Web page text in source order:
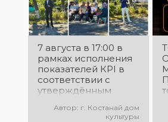
7 августа в 17:00 в
рамках исполнения
показателей КРІ в
соответствии с
утверждённым
выездной концерт
Автор: г. Костанай дом
культуры